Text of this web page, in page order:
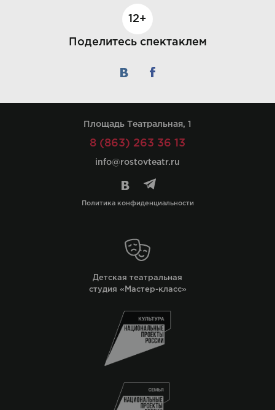
12+
Поделитесь спектаклем
Площадь Театральная, 1
8 (863) 263 36 13
info@rostovteatr.ru
Политика конфиденциальности
Детская театральная
студия «Мастер-класс»